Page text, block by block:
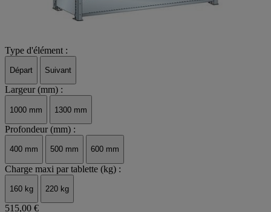
Type d'élément :
Départ Suivant
Largeur (mm) :
1000 mm 1300 mm
Profondeur (mm) :
400 mm 500 mm 600 mm
Charge maxi par tablette (kg) :
160 kg 220 kg
515,00 €